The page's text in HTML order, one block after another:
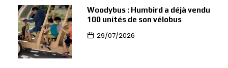
Woodybus : Humbird a déjà vendu
100 unités de son vélobus
29/07/2026